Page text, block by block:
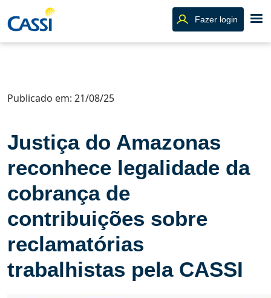
Fazer login
Publicado em: 21/08/25
Justiça do Amazonas
reconhece legalidade da
cobrança de
contribuições sobre
reclamatórias
trabalhistas pela CASSI